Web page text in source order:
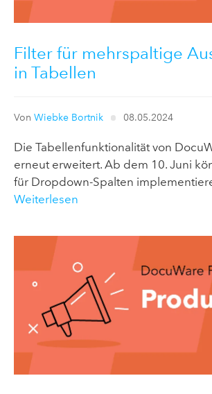
Filter für mehrspaltige
in Tabellen
Von Wiebke Bortnik 08.05.2024
Die Tabellenfunktionalität von
erneut erweitert. Ab dem 10. Juni
für Dropdown-Spalten
Weiterlesen